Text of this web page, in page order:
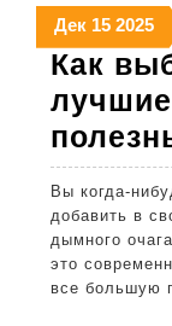
Дек15
декабря
2025
1515
2025
202515
Как
Вы когда-нибудь задумывались о том, как
добавить в
дымного
это
все большую